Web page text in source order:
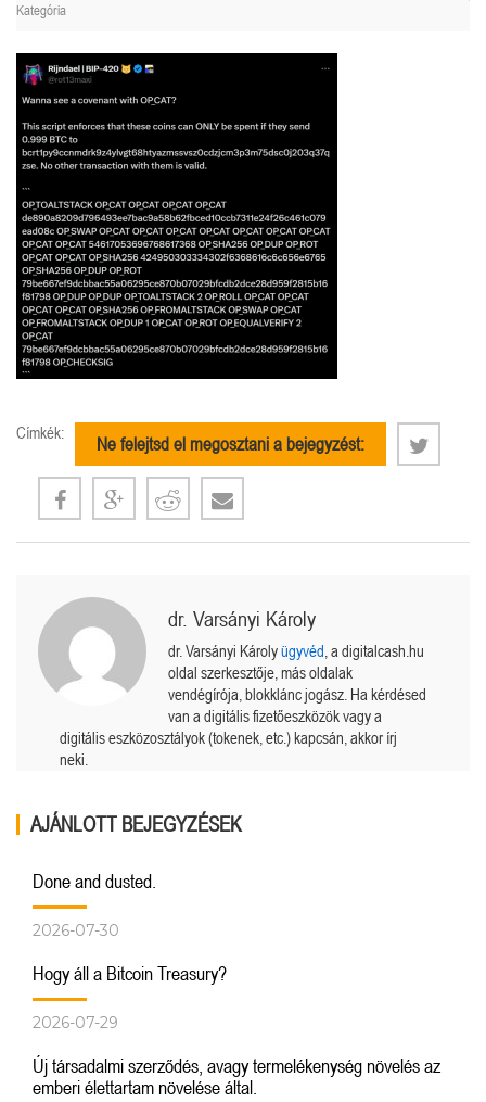
Kategória
Címkék:
Ne felejtsd el megosztani a bejegyzést:
dr. Varsányi Károly
dr. Varsányi Károlyügyvéd , a digitalcash.hu
oldal szerkesztője, más oldalak
vendégírója, blokklánc jogász. Ha kérdésed
van a digitális fizetőeszközök vagy a
digitális eszközosztályok (tokenek, etc.) kapcsán, akkor írj
neki.
AJÁNLOTT BEJEGYZÉSEK
Done and dusted.
2026-07-30
Hogy áll a Bitcoin Treasury?
2026-07-29
Új társadalmi szerződés, avagy termelékenység növelés az
emberi élettartam növelése által.